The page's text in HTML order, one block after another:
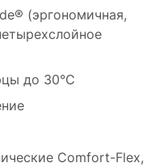
(эргономичная,
до 30°С
Comfort-Flex,